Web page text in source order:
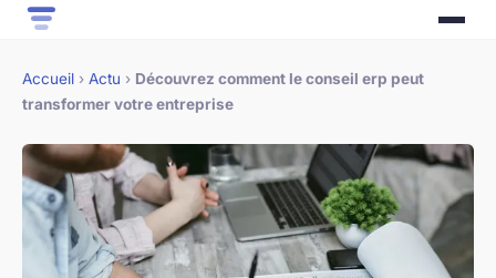
Accueil › Actu › Découvrez comment le conseil erp peut
transformer votre entreprise